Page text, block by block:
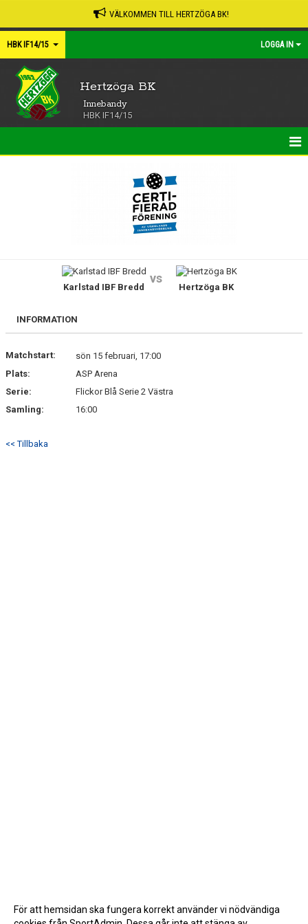
VÄLKOMMEN TILL HERTZÖGA BK!
HBK IF14/15 LOGGA IN
Hertzöga BK
Innebandy
HBK IF14/15
BILDGALLERI
KONTAKT
Karlstad IBF Bredd
vs
Hertzöga BK
INFORMATION
Matchstart:
sön 15 februari, 17:00
Plats:
ASP Arena
Serie:
Flickor Blå Serie 2 Västra
Samling:
16:00
<< Tillbaka
För att hemsidan ska fungera korrekt använder vi nödvändiga